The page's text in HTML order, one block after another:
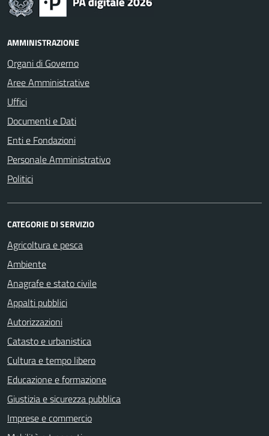
AMMINISTRAZIONE
Organi di Governo
Aree Amministrative
Uffici
Documenti e Dati
Enti e Fondazioni
Personale Amministrativo
Politici
CATEGORIE DI SERVIZIO
Agricoltura e pesca
Ambiente
Anagrafe e stato civile
Appalti pubblici
Autorizzazioni
Catasto e urbanistica
Cultura e tempo libero
Educazione e formazione
Giustizia e sicurezza pubblica
Imprese e commercio